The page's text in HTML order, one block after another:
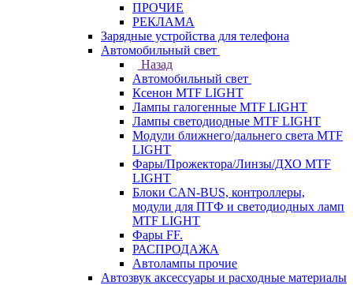
ПРОЧИЕ
РЕКЛАМА
Зарядные устройства для телефона
Автомобильный свет
Назад
Автомобильный свет
Ксенон MTF LIGHT
Лампы галогенные MTF LIGHT
Лампы светодиодные MTF LIGHT
Модули ближнего/дальнего света MTF
LIGHT
Фары/Прожектора/Линзы/ДХО MTF
LIGHT
Блоки CAN-BUS, контроллеры,
модули для ПТФ и светодиодных ламп
MTF LIGHT
Фары FF.
РАСПРОДАЖА
Автолампы прочие
Автозвук аксессуары и расходные материалы